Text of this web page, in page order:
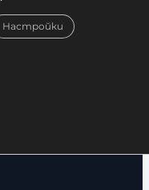
на голямо
фитнес уреди и
Настройки